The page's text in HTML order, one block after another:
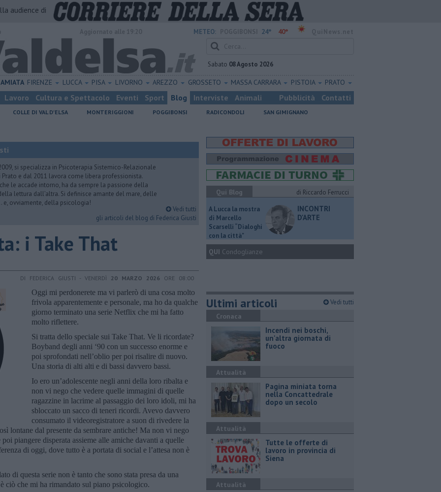
audience di
METEO: 24° 40°
Sabato 08 Agosto 2026
AMIATA FIRENZE LUCCA PISA LIVORNO AREZZO GROSSETO MASSA CARRARA PISTOIA PRATO
Lavoro Cultura e Spettacolo Eventi Sport Blog Interviste Animali Pubblicità Contatti
COLLE DI VAL D'ELSA MONTERIGGIONI POGGIBONSI RADICONDOLI
SAN GIMIGNANO
si specializza in Psicoterapia Sistemico-Relazionale
Prato e dal 2011 lavora come libera professionista.
le accade intorno, ha da sempre la passione della
lettura dall’altra. Si definisce amante del mare, delle
e, ovviamente, della psicologia!
Vedi tutti
gli articoli del blog di Federica Giusti
i Take That
DI FEDERICA GIUSTI - VENERDÌ 20 MARZO 2026 ORE 08:00
Oggi mi perdonerete ma vi parlerò di una cosa molto
frivola apparentemente e personale, ma ho da qualche
giorno terminato una serie Netflix che mi ha fatto
molto riflettere.
Si tratta dello speciale sui Take That. Ve li ricordate?
Boyband degli anni ‘90 con un successo enorme e
poi sprofondati nell’oblio per poi risalire di nuovo.
Una storia di alti alti e di bassi davvero bassi.
Io ero un’adolescente negli anni della loro ribalta e
non vi nego che vedere quelle immagini di quelle
ragazzine in lacrime al passaggio dei loro idoli, mi ha
sbloccato un sacco di teneri ricordi. Avevo davvero
consumato il videoregistratore a suon di rivedere la
lontane dal presente da sembrare antiche! Ma non vi nego
piangere disperata assieme alle amiche davanti a quelle
di oggi, dove tutto è a portata di social e l’attesa non è
di questa serie non è tanto che sono stata presa da una
ciò che mi ha rimandato sul piano psicologico.
Qui Blog
di Riccardo Ferrucci
A Lucca la mostra
di Marcello
Scarselli “Dialoghi
con la città"
INCONTRI
D'ARTE
QUI Condoglianze
Ultimi articoli Vedi tutti
Cronaca
Incendi nei boschi,
un'altra giornata di
fuoco
Attualità
Pagina miniata torna
nella Concattedrale
dopo un secolo
Attualità
​Tutte le offerte di
lavoro in provincia di
Siena
Attualità